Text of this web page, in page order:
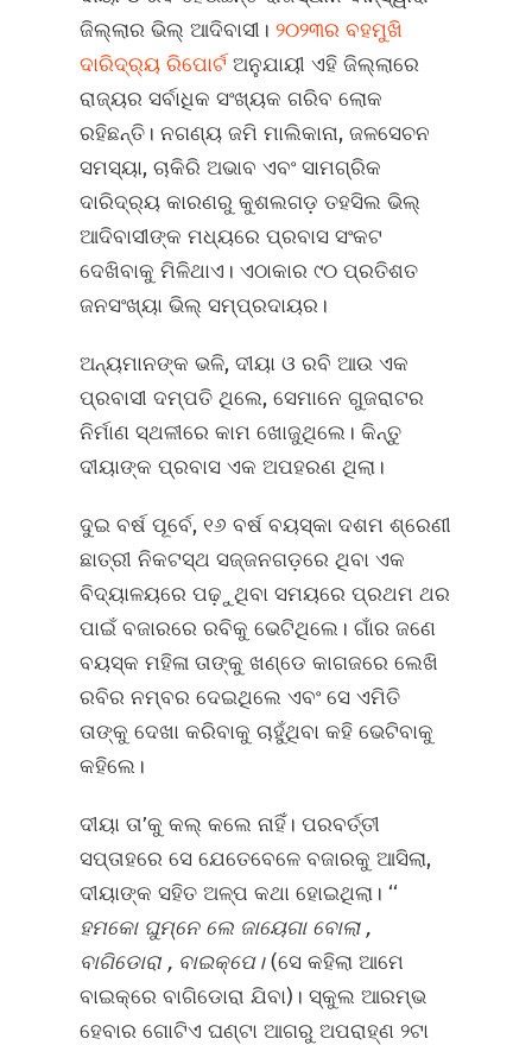
ଜିଲ୍ଲାର ଭିଲ୍‌ ଆଦିବାସୀ। ୨୦୨୩ର ବହମୁଖି
ଦାରିଦ୍ର୍ୟ ରିପୋର୍ଟଅନୁଯାୟୀ ଏହି ଜିଲ୍ଲାରେ
ରାଜ୍ୟର ସର୍ବାଧିକ ସଂଖ୍ୟକ ଗରିବ ଲୋକ
ରହିଛନ୍ତି। ନଗଣ୍ୟ ଜମି ମାଲିକାନା, ଜଳସେଚନ
ସମସ୍ୟା, ଚାକିରି ଅଭାବ ଏବଂ ସାମଗ୍ରିକ
ଦାରିଦ୍ର୍ୟ କାରଣରୁ କୁଶଲଗଡ଼ ତହସିଲ ଭିଲ୍‌
ଆଦିବାସୀଙ୍କ ମଧ୍ୟରେ ପ୍ରବାସ ସଂକଟ
ଦେଖିବାକୁ ମିଳିଥାଏ। ଏଠାକାର ୯୦ ପ୍ରତିଶତ
ଜନସଂଖ୍ୟା ଭିଲ୍‌ ସମ୍ପ୍ରଦାୟର।
ଅନ୍ୟମାନଙ୍କ ଭଳି, ଦୀୟା ଓ ରବି ଆଉ ଏକ
ପ୍ରବାସୀ ଦମ୍ପତି ଥିଲେ, ସେମାନେ ଗୁଜରାଟର
ନିର୍ମାଣ ସ୍ଥଳୀରେ କାମ ଖୋଜୁଥିଲେ। କିନ୍ତୁ
ଦୀୟାଙ୍କ ପ୍ରବାସ ଏକ ଅପହରଣ ଥିଲା।
ଦୁଇ ବର୍ଷ ପୂର୍ବେ, ୧୬ ବର୍ଷ ବୟସ୍କା ଦଶମ ଶ୍ରେଣୀ
ଛାତ୍ରୀ ନିକଟସ୍ଥ ସଜ୍ଜନଗଡ଼ରେ ଥିବା ଏକ
ବିଦ୍ୟାଳୟରେ ପଢ଼ୁଥିବା ସମୟରେ ପ୍ରଥମ ଥର
ପାଇଁ ବଜାରରେ ରବିକୁ ଭେଟିଥିଲେ। ଗାଁର ଜଣେ
ବୟସ୍କ ମହିଳା ତାଙ୍କୁ ଖଣ୍ଡେ କାଗଜରେ ଲେଖି
ରବିର ନମ୍ବର ଦେଇଥିଲେ ଏବଂ ସେ ଏମିତି
ତାଙ୍କୁ ଦେଖା କରିବାକୁ ଚାହୁଁଥିବା କହି ଭେଟିବାକୁ
କହିଲେ।
ଦୀୟା ତା’କୁ କଲ୍‌ କଲେ ନାହିଁ। ପରବର୍ତ୍ତୀ
ସପ୍ତାହରେ ସେ ଯେତେବେଳେ ବଜାରକୁ ଆସିଲା,
ଦୀୟାଙ୍କ ସହିତ ଅଳ୍ପ କଥା ହୋଇଥିଲା। ‘‘
ହମକୋ ଘୁମ୍‌ନେ ଲେ ଜାୟେଗା ବୋଲା ,
ବାଗିଡୋରା , ବାଇକ୍‌ପେ।(ସେ କହିଲା ଆମେ
ବାଇକ୍‌ରେ ବାଗିଡୋରା ଯିବା)। ସ୍କୁଲ ଆରମ୍ଭ
ହେବାର ଗୋଟିଏ ଘଣ୍ଟା ଆଗରୁ ଅପରାହ୍ଣ ୨ଟା